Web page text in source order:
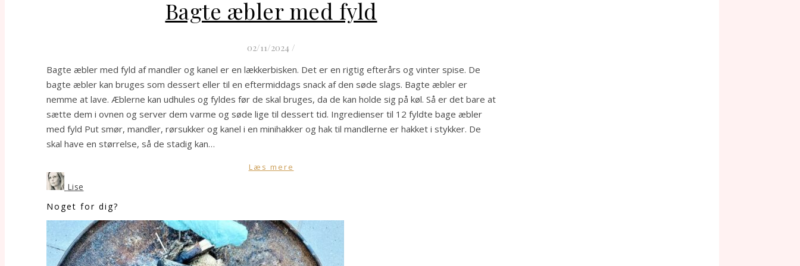
Bagte æbler med fyld
02/11/2024 /
Bagte æbler med fyld af mandler og kanel er en lækkerbisken. Det er en rigtig efterårs og vinter spise. De
bagte æbler kan bruges som dessert eller til en eftermiddags snack af den søde slags. Bagte æbler er
nemme at lave. Æblerne kan udhules og fyldes før de skal bruges, da de kan holde sig på køl. Så er det bare at
sætte dem i ovnen og server dem varme og søde lige til dessert tid. Ingredienser til 12 fyldte bage æbler
med fyld Put smør, mandler, rørsukker og kanel i en minihakker og hak til mandlerne er hakket i stykker. De
skal have en størrelse, så de stadig kan…
Læs mere
Lise
Noget for dig?